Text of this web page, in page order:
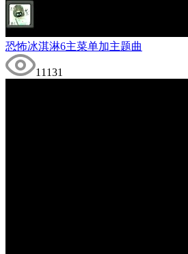
恐怖冰淇淋6主菜单加主题曲
11131